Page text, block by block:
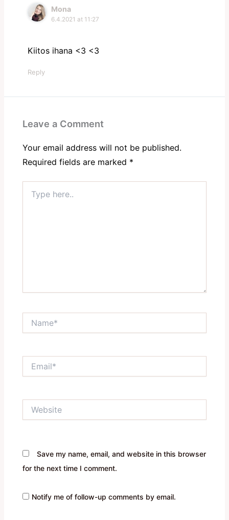
Mona
6.4.2021 at 11:27
Kiitos ihana <3 <3
Reply
Leave a Comment
Your email address will not be published.
Required fields are marked *
here..
Save my name, email, and website in this browser
for the next time I comment.
Notify me of follow-up comments by email.